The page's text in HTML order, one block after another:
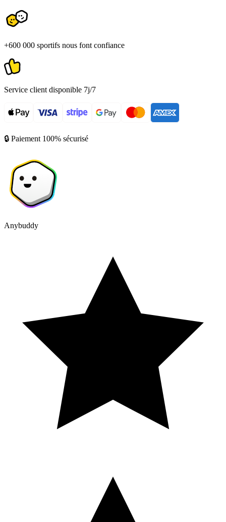
+600 000 sportifs nous font confiance
Service client disponible 7j/7
🔒 Paiement 100% sécurisé
Anybuddy